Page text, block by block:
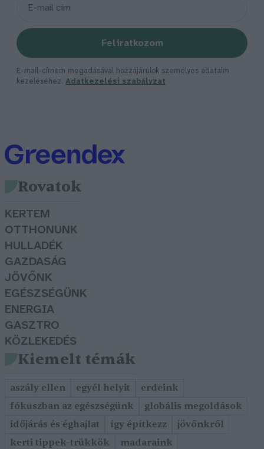
Feliratkozom
E-mail-címem megadásával hozzájárulok személyes adataim
kezeléséhez. Adatkezelési szabályzat
Rovatok
KERTEM
OTTHONUNK
HULLADÉK
GAZDASÁG
JÖVŐNK
EGÉSZSÉGÜNK
ENERGIA
GASZTRO
KÖZLEKEDÉS
Kiemelt témák
aszály ellen egyél helyit
erdeink
fókuszban az egészségünk
globális megoldások
időjárás és éghajlat
így építkezz
jövőnkről
kerti tippek-trükkök
madaraink